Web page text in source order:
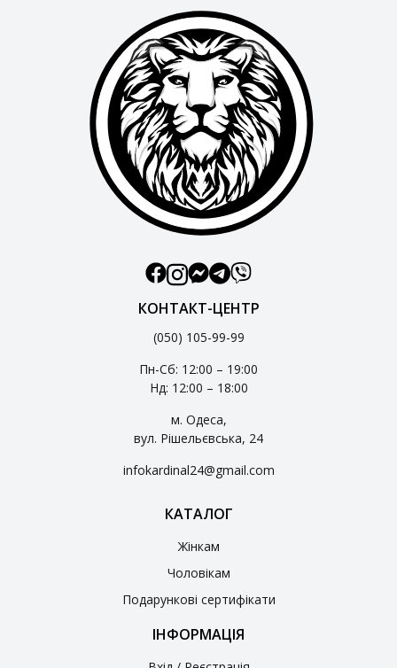
КОНТАКТ-ЦЕНТР
(050) 105-99-99
Пн-Сб: 12:00 – 19:00
Нд: 12:00 – 18:00
м. Одеса,
вул. Рішельєвська, 24
infokardinal24@gmail.com
КАТАЛОГ
Жінкам
Чоловікам
Подарункові сертифікати
ІНФОРМАЦІЯ